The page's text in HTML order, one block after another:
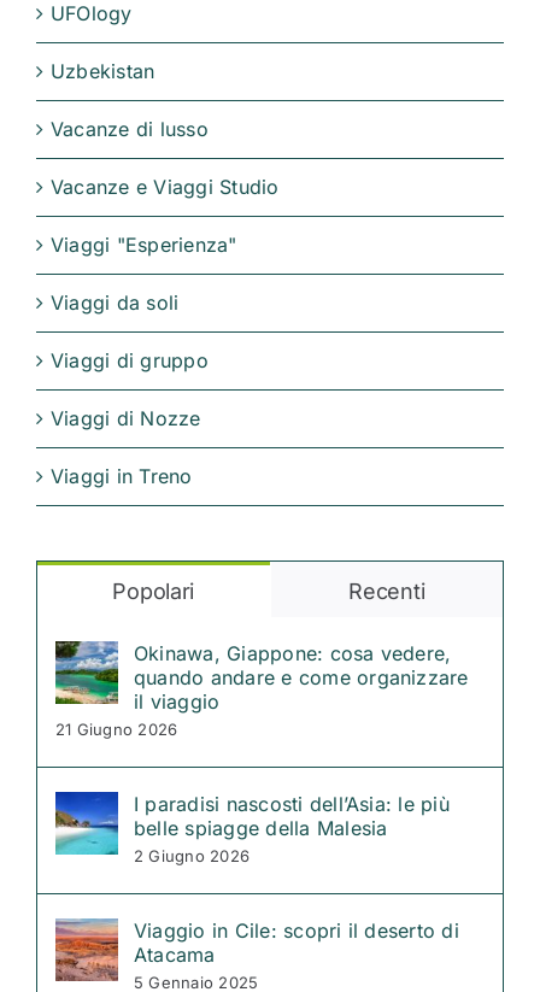
UFOlogy
Uzbekistan
Vacanze di lusso
Vacanze e Viaggi Studio
Viaggi "Esperienza"
Viaggi da soli
Viaggi di gruppo
Viaggi di Nozze
Viaggi in Treno
Popolari Recenti
Okinawa, Giappone: cosa vedere,
quando andare e come organizzare
il viaggio
21 Giugno 2026
I paradisi nascosti dell’Asia: le più
belle spiagge della Malesia
2 Giugno 2026
Viaggio in Cile: scopri il deserto di
Atacama
5 Gennaio 2025